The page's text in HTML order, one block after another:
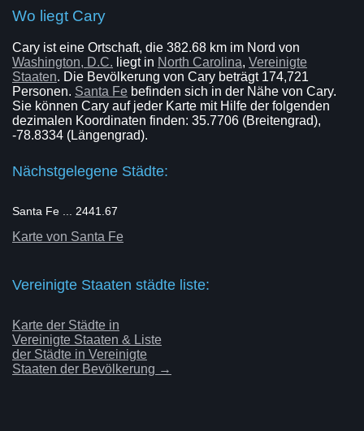
Wo liegt Cary
Cary ist eine Ortschaft, die 382.68 km im Nord von
Washington, D.C. liegt in North Carolina, Vereinigte
Staaten. Die Bevölkerung von Cary beträgt 174,721
Personen. Santa Fe befinden sich in der Nähe von Cary.
Sie können Cary auf jeder Karte mit Hilfe der folgenden
dezimalen Koordinaten finden: 35.7706 (Breitengrad),
-78.8334 (Längengrad).
Nächstgelegene Städte:
Santa Fe ... 2441.67
Karte von Santa Fe
Vereinigte Staaten städte liste:
Karte der Städte in
Vereinigte Staaten & Liste
der Städte in Vereinigte
Staaten der Bevölkerung →